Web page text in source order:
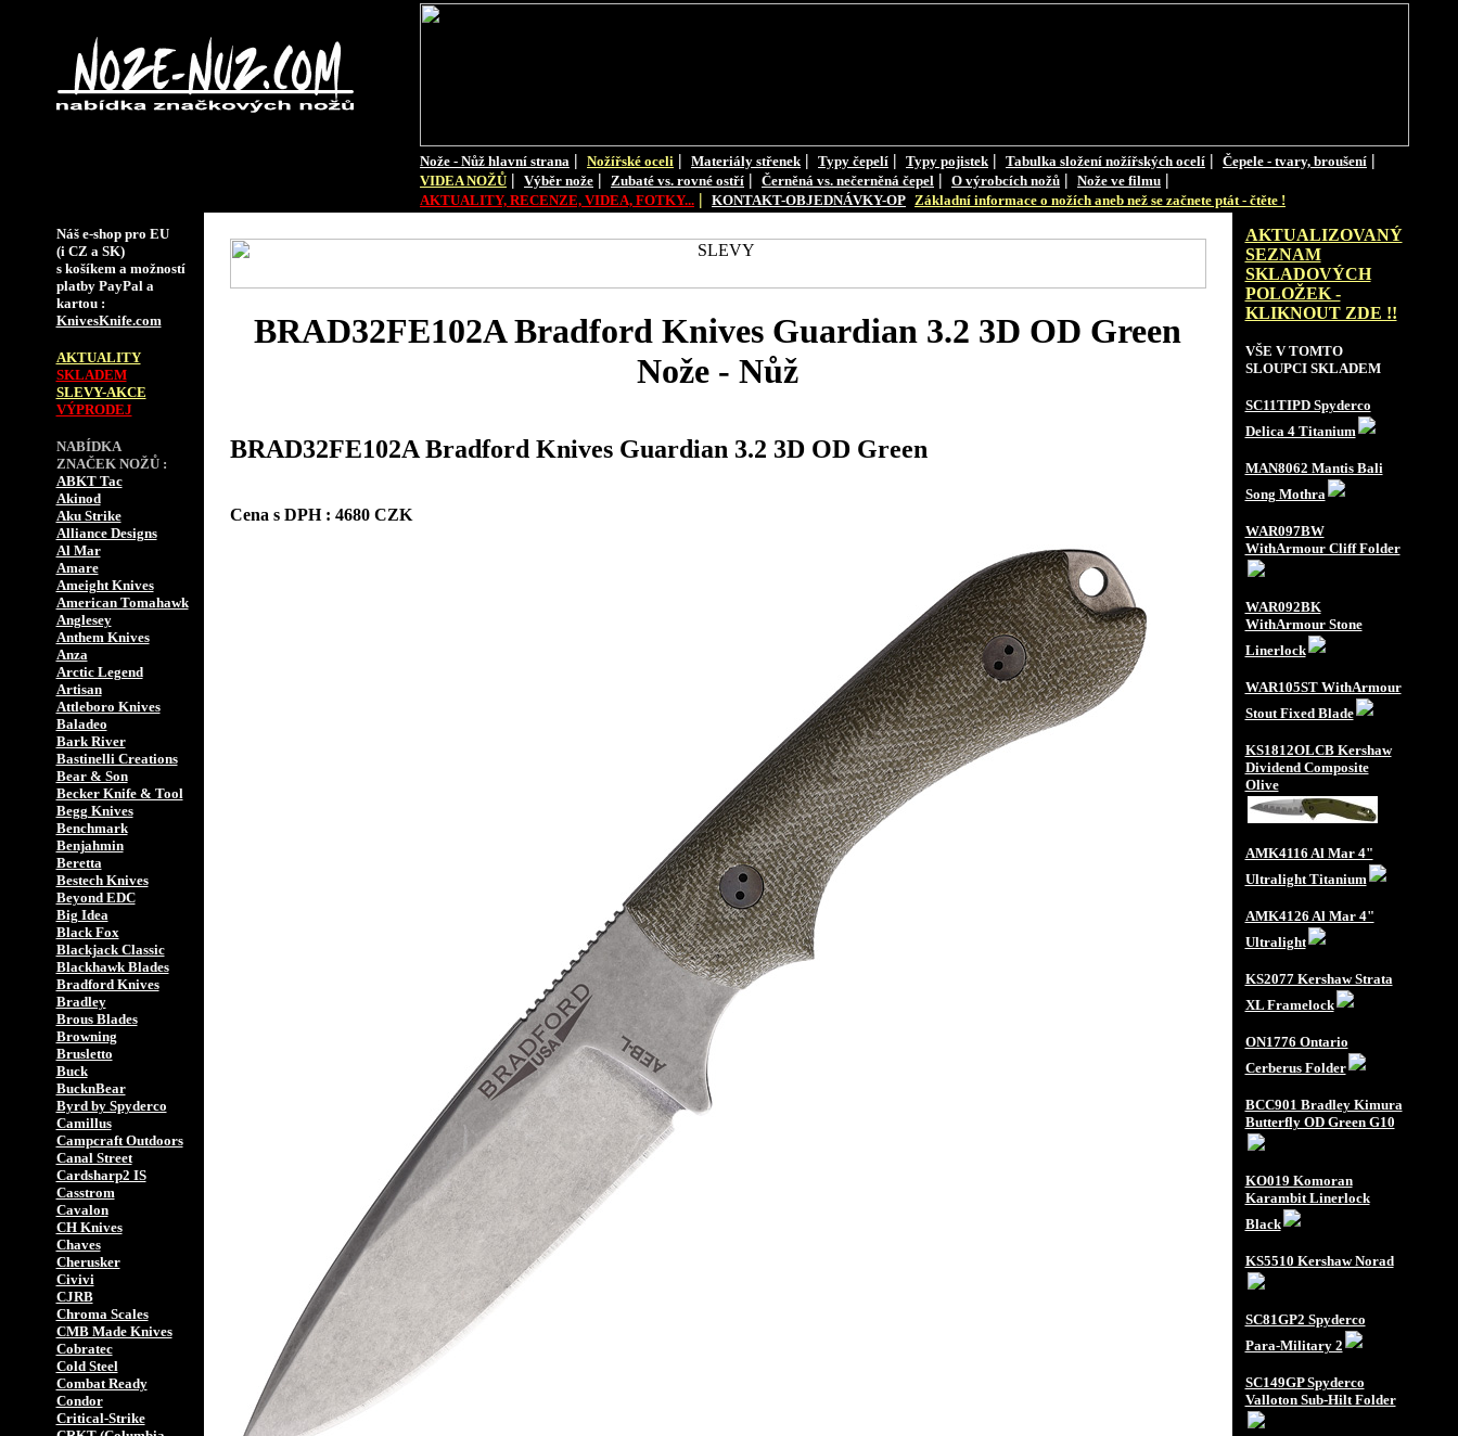
Nože - Nůž hlavní strana | Nožířské oceli | Materiály střenek | Typy čepelí | Typy pojistek | Tabulka složení nožířských ocelí | Čepele - tvary, broušení |
VIDEA NOŽŮ | Výběr nože | Zubaté vs. rovné ostří | Černěná vs. nečerněná čepel | O výrobcích nožů | Nože ve filmu |
AKTUALITY, RECENZE, VIDEA, FOTKY... | KONTAKT-OBJEDNÁVKY-OP Základní informace o nožích aneb než se začnete ptát - čtěte !
Náš e-shop pro EU
(i CZ a SK)
s košíkem a možností
platby PayPal a
kartou :
KnivesKnife.com
AKTUALITY
SKLADEM
SLEVY-AKCE
VÝPRODEJ
NABÍDKA
ZNAČEK NOŽŮ :
ABKT Tac
Akinod
Aku Strike
Alliance Designs
Al Mar
Amare
Ameight Knives
American Tomahawk
Anglesey
Anthem Knives
Anza
Arctic Legend
Artisan
Attleboro Knives
Baladeo
Bark River
Bastinelli Creations
Bear & Son
Becker Knife & Tool
Begg Knives
Benchmark
Benjahmin
Beretta
Bestech Knives
Beyond EDC
Big Idea
Black Fox
Blackjack Classic
Blackhawk Blades
Bradford Knives
Bradley
Brous Blades
Browning
Brusletto
Buck
BucknBear
Byrd by Spyderco
Camillus
Campcraft Outdoors
Canal Street
Cardsharp2 IS
Casstrom
Cavalon
CH Knives
Chaves
Cherusker
Civivi
CJRB
Chroma Scales
CMB Made Knives
Cobratec
Cold Steel
Combat Ready
Condor
Critical-Strike
BRAD32FE102A Bradford Knives Guardian 3.2 3D OD Green
Nože - Nůž
BRAD32FE102A Bradford Knives Guardian 3.2 3D OD Green
Cena s DPH : 4680 CZK
AKTUALIZOVANÝ
SEZNAM
SKLADOVÝCH
POLOŽEK -
KLIKNOUT ZDE !!
VŠE V TOMTO
SLOUPCI SKLADEM
SC11TIPD Spyderco
Delica 4 Titanium
MAN8062 Mantis Bali
Song Mothra
WAR097BW
WithArmour Cliff Folder
WAR092BK
WithArmour Stone
Linerlock
WAR105ST WithArmour
Stout Fixed Blade
KS1812OLCB Kershaw
Dividend Composite
Olive
AMK4116 Al Mar 4"
Ultralight Titanium
AMK4126 Al Mar 4"
Ultralight
KS2077 Kershaw Strata
XL Framelock
ON1776 Ontario
Cerberus Folder
BCC901 Bradley Kimura
Butterfly OD Green G10
KO019 Komoran
Karambit Linerlock
Black
KS5510 Kershaw Norad
SC81GP2 Spyderco
Para-Military 2
SC149GP Spyderco
Valloton Sub-Hilt Folder